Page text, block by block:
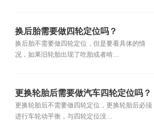
换后胎需要做四轮定位吗？
换后胎不需要做四轮定位，但是要看具体的情
况，如果旧轮胎出现了吃胎或者啃...
更换轮胎后需要做汽车四轮定位吗？
更换轮胎后不需要做四轮定位，更换轮胎后必须
进行车轮动平衡，与四轮定位没...